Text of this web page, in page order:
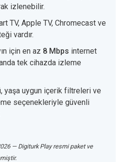
izlenebilir.
TV, Apple TV, Chromecast ve
vardır.
için en az 8 Mbps internet
anda tek cihazda izleme
yaşa uygun içerik filtreleri ve
seçenekleriyle güvenli
— Digiturk Play resmi paket ve